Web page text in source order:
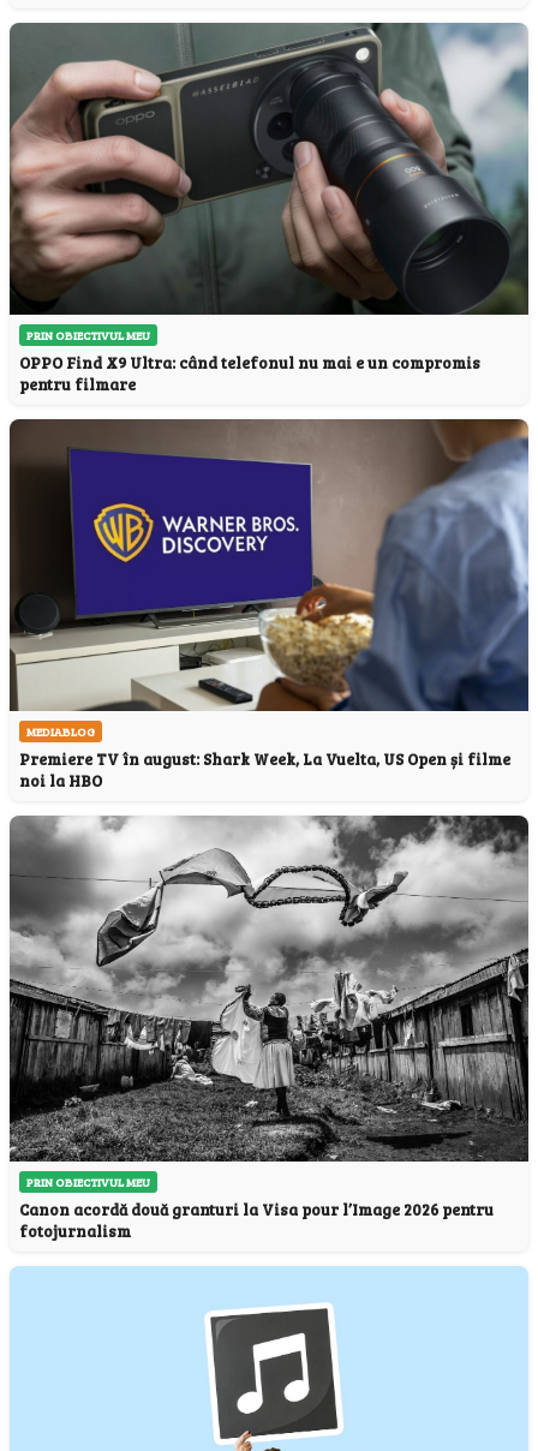
PRIN OBIECTIVUL MEU
OPPO Find X9 Ultra: când telefonul nu mai e un compromis
pentru filmare
MEDIABLOG
Premiere TV în august: Shark Week, La Vuelta, US Open și filme
noi la HBO
PRIN OBIECTIVUL MEU
Canon acordă două granturi la Visa pour l’Image 2026 pentru
fotojurnalism